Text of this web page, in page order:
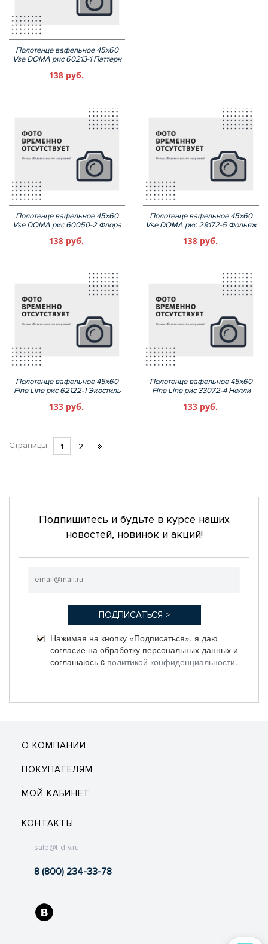
Полотенце вафельное 45х60
Vse DOMA рис 60213-1 Паттерн
138 руб.
Полотенце вафельное 45х60
Vse DOMA рис 60050-2 Флора
138 руб.
Полотенце вафельное 45х60
Vse DOMA рис 29172-5 Фольяж
138 руб.
Полотенце вафельное 45х60
Fine Line рис 62122-1 Экостиль
133 руб.
Полотенце вафельное 45х60
Fine Line рис 33072-4 Нелли
133 руб.
Страницы: 1 2
Подпишитесь и будьте в курсе наших
новостей, новинок и акций!
Нажимая на кнопку «Подписаться», я даю
согласие на обработку персональных данных и
соглашаюсь c политикой конфиденциальности.
О КОМПАНИИ
ПОКУПАТЕЛЯМ
МОЙ КАБИНЕТ
КОНТАКТЫ
sale@t-d-v.ru
8 (800) 234-33-78